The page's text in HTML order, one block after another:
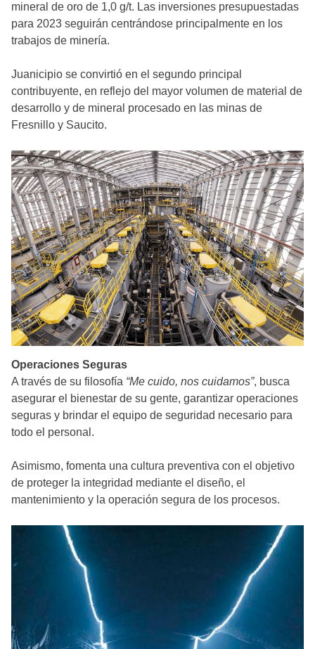
mineral de oro de 1,0 g/t. Las inversiones presupuestadas
para 2023 seguirán centrándose principalmente en los
trabajos de minería.
Juanicipio se convirtió en el segundo principal
contribuyente, en reflejo del mayor volumen de material de
desarrollo y de mineral procesado en las minas de
Fresnillo y Saucito.
Operaciones Seguras
A través de su filosofía “Me cuido, nos cuidamos”, busca
asegurar el bienestar de su gente, garantizar operaciones
seguras y brindar el equipo de seguridad necesario para
todo el personal.
Asimismo, fomenta una cultura preventiva con el objetivo
de proteger la integridad mediante el diseño, el
mantenimiento y la operación segura de los procesos.